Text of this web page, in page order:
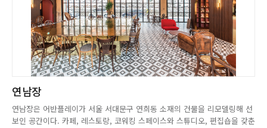
연남장
연남장은 어반플레이가 서울 서대문구 연희동 소재의 건물을 리모델링해 선
보인 공간이다. 카페, 레스토랑, 코워킹 스페이스와 스튜디오, 편집숍을 갖춘